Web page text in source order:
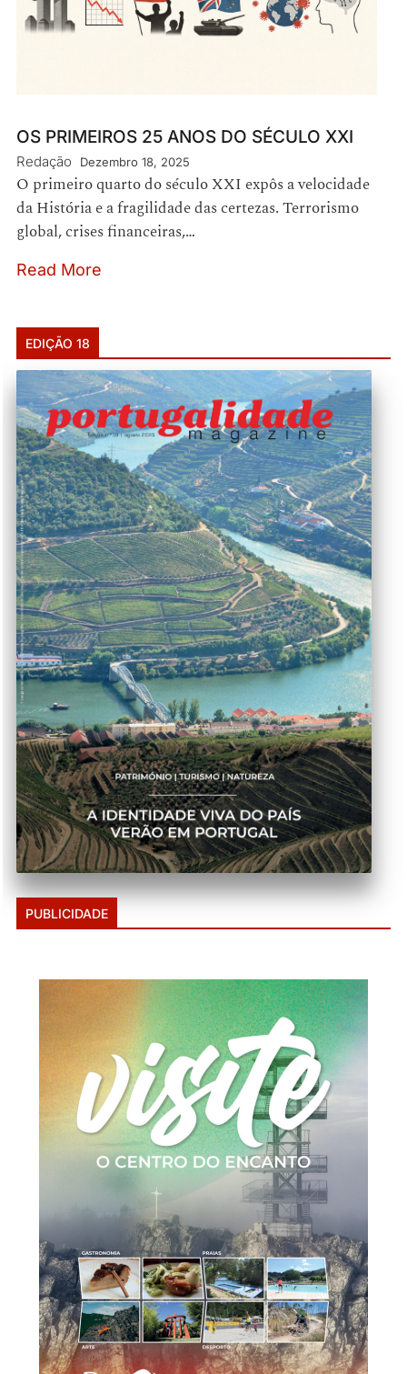
OS PRIMEIROS 25 ANOS DO SÉCULO XXI
Redação Dezembro 18, 2025
O primeiro quarto do século XXI expôs a velocidade
da História e a fragilidade das certezas. Terrorismo
global, crises financeiras,…
Read More
EDIÇÃO 18
PUBLICIDADE